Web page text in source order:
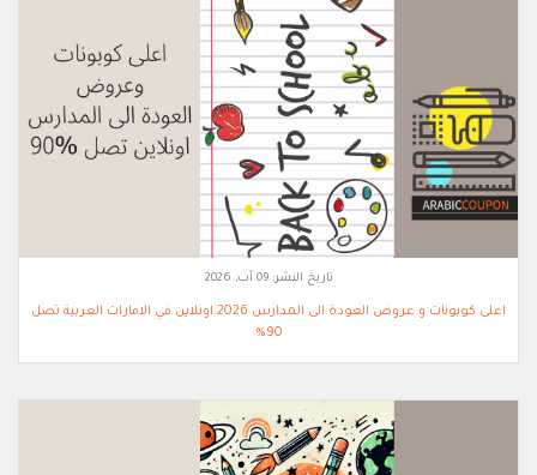
تاريخ النشر:09 آب, 2026
اعلى كوبونات و عروض العودة الى المدارس 2026 اونلاين في الامارات العربية تصل
90%